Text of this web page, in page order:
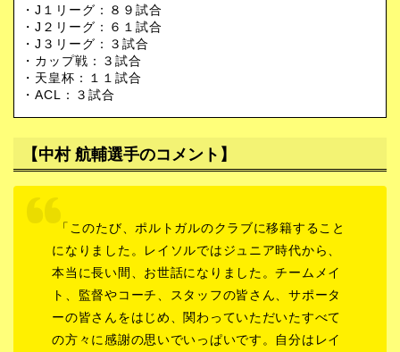
・J１リーグ：８９試合
・J２リーグ：６１試合
・J３リーグ：３試合
・カップ戦：３試合
・天皇杯：１１試合
・ACL：３試合
【中村 航輔選手のコメント】
「このたび、ポルトガルのクラブに移籍すること
になりました。レイソルではジュニア時代から、
本当に長い間、お世話になりました。チームメイ
ト、監督やコーチ、スタッフの皆さん、サポータ
ーの皆さんをはじめ、関わっていただいたすべて
の方々に感謝の思いでいっぱいです。自分はレイ